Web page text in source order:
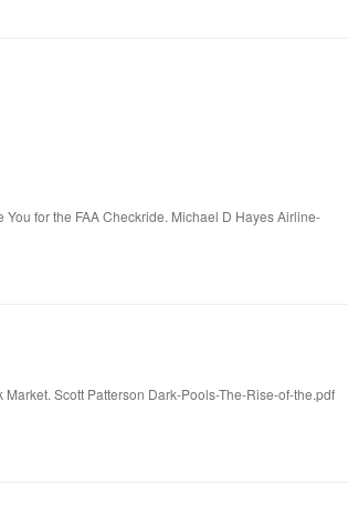
for the FAA Checkride. Michael D Hayes Airline-
Scott Patterson Dark-Pools-The-Rise-of-the.pdf